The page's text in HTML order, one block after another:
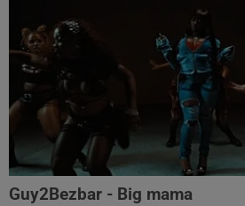
Guy2Bezbar - Big mama